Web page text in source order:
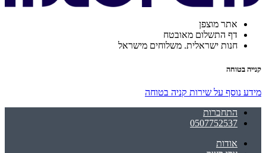
אתר מוצפן
דף התשלום מאובטח
חנות ישראלית. משלוחים מישראל
קנייה בטוחה
מידע נוסף על שירות קניה בטוחה
התחברות
0507752537
אודות